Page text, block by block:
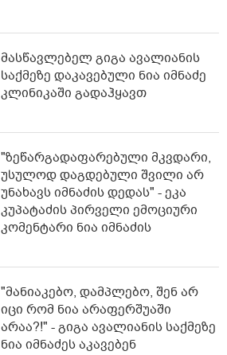
მასწავლებელ გიგა ავალიანის
საქმეზე დაკავებული ნია იმნაძე
კლინიკაში გადაჰყავთ
"ზეწარგადაფარებული მკვდარი,
უსულოდ დაგდებული შვილი არ
უნახავს იმნაძის დედას" - ეკა
კუპატაძის პირველი ემოციური
კომენტარი ნია იმნაძის
"მანიაკებო, დამპლებო, შენ არ
იცი რომ ნია არაფერშუაში
არაა?!" - გიგა ავალიანის საქმეზე
ნია იმნაძეს აკავებენ